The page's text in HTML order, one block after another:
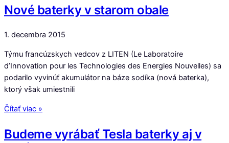
Nové baterky v starom obale
1. decembra 2015
Týmu francúzskych vedcov z LITEN (Le Laboratoire
d’Innovation pour les Technologies des Energies Nouvelles) sa
podarilo vyvinúť akumulátor na báze sodíka (nová baterka),
ktorý však umiestnili
Čítať viac »
Budeme vyrábať Tesla baterky aj v